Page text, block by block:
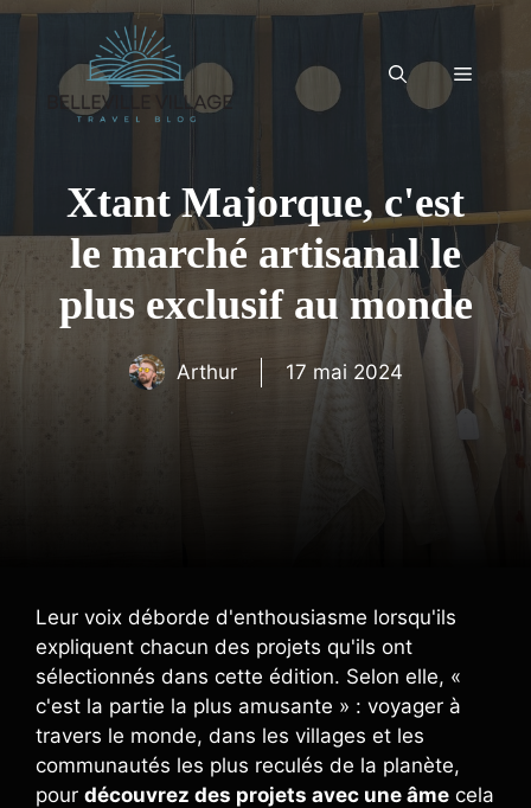
Aller
contenu
Menu
Xtant Majorque, c'est
le marché artisanal le
plus exclusif au monde
Arthur 17 mai 2024
Leur voix déborde d'enthousiasme lorsqu'ils
expliquent chacun des projets qu'ils ont
sélectionnés dans cette édition. Selon elle, «
c'est la partie la plus amusante » : voyager à
travers le monde, dans les villages et les
communautés les plus reculés de la planète,
pour découvrez des projets avec une âme cela